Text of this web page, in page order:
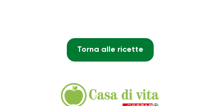
Torna alle ricette